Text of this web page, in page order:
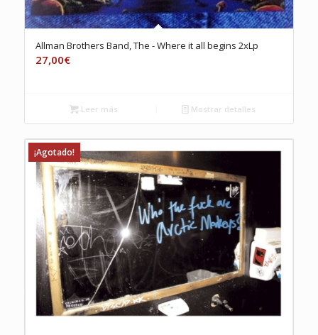
Allman Brothers Band, The ‎- Where it all begins 2xLp
27,00€
Leer más Mostrar detalles
¡Agotado!